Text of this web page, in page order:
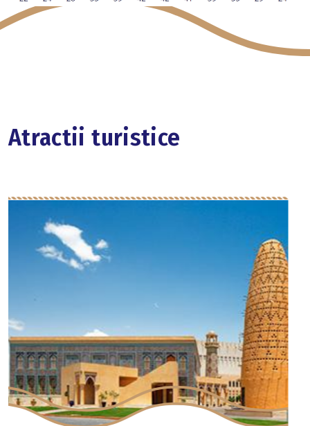
Atractii turistice
Emiratele Arabe Unite
Emiratele Arabe Unite, locul
desert, gazduiesc astazi ce...